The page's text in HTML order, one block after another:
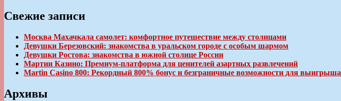
Свежие записи
Москва Махачкала самолет: комфортное путешествие между столицами
Девушки Березовский: знакомства в уральском городе с особым шармом
Девушки Ростова: знакомства в южной столице России
Мартин Казино: Премиум-платформа для ценителей азартных развлечений
Martin Casino 800: Рекордный 800% бонус и безграничные возможности для выигрыша
Архивы